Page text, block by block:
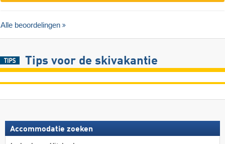
Alle beoordelingen
Tips voor de skivakantie
Accommodatie zoeken